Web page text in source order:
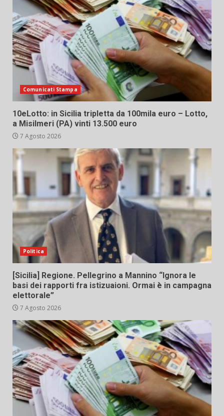
Comunicati Stampa
10eLotto: in Sicilia tripletta da 100mila euro – Lotto,
a Misilmeri (PA) vinti 13.500 euro
7 Agosto 2026
Politica
[Sicilia] Regione. Pellegrino a Mannino “Ignora le
basi dei rapporti fra istizuaioni. Ormai è in campagna
elettorale”
7 Agosto 2026